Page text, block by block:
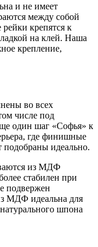
и не имеет
между собой
крепятся к
на клей. Наша
крепление,
во всех
числе под
один шаг «Софья» к
где финишные
подобраны идеально.
из МДФ
стабилен при
подвержен
МДФ идеальна для
шпона